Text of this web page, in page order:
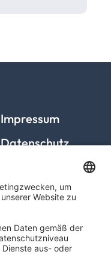
Impressum
Datenschutz
Barrierefreiheit
Cookies